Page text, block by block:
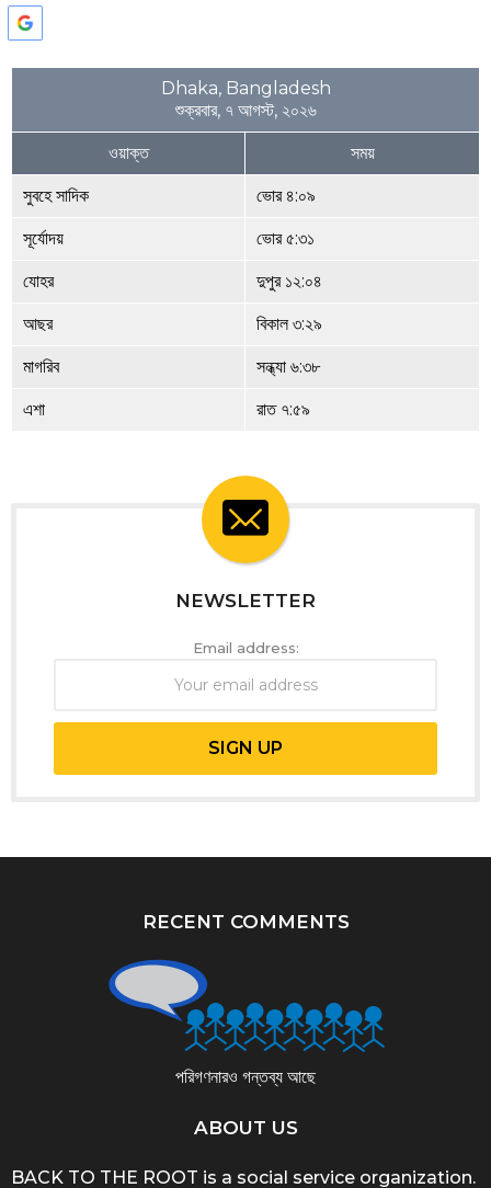
Dhaka, Bangladesh
শুক্রবার, ৭ আগস্ট, ২০২৬
ওয়াক্ত সময়
সুবহে সাদিক ভোর ৪:০৯
সূর্যোদয় ভোর ৫:৩১
যোহর দুপুর ১২:০৪
আছর বিকাল ৩:২৯
মাগরিব সন্ধ্যা ৬:৩৮
এশা রাত ৭:৫৯
NEWSLETTER
Email address:
RECENT COMMENTS
পরিগণনারও গন্তব্য আছে
ABOUT US
BACK TO THE ROOT is a social service organization.